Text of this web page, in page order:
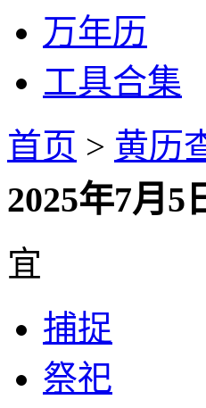
万年历
工具合集
首页 > 黄历
2025年7月
宜
捕捉
祭祀